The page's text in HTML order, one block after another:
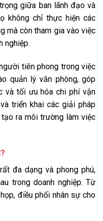
giữa ban lãnh đạo và
không chỉ thực hiện các
mà còn tham gia vào việc
nghiệp.
tiên phong trong việc
quản lý văn phòng, góp
và tối ưu hóa chi phí vận
triển khai các giải pháp
ra môi trường làm việc
đa dạng và phong phú,
trong doanh nghiệp. Từ
điều phối nhân sự cho